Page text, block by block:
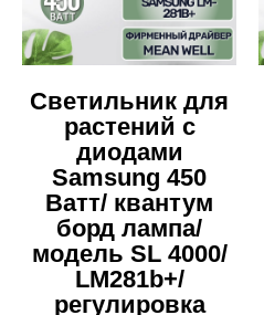
Светильник для
растений с
диодами
Samsung 450
Ватт/ квантум
борд лампа/
модель SL 4000/
LM281b+/
регулировка